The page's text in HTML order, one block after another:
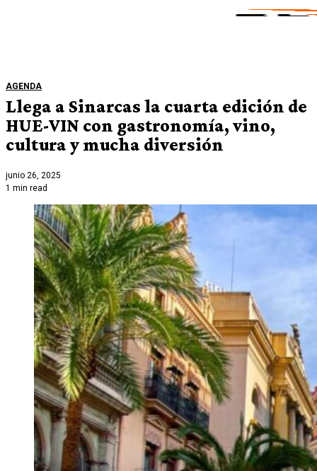
AGENDA
Llega a Sinarcas la cuarta edición de
HUE-VIN con gastronomía, vino,
cultura y mucha diversión
junio 26, 2025
1 min read